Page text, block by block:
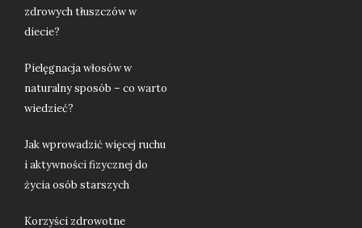
zdrowych tłuszczów w
diecie?
Pielęgnacja włosów w
naturalny sposób – co warto
wiedzieć?
Jak wprowadzić więcej ruchu
i aktywności fizycznej do
życia osób starszych
Korzyści zdrowotne